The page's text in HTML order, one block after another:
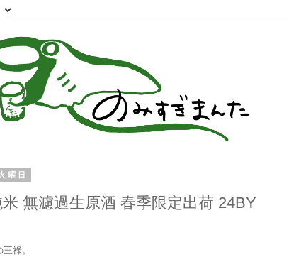
曜日
無濾過生原酒 春季限定出荷 24BY
祿。